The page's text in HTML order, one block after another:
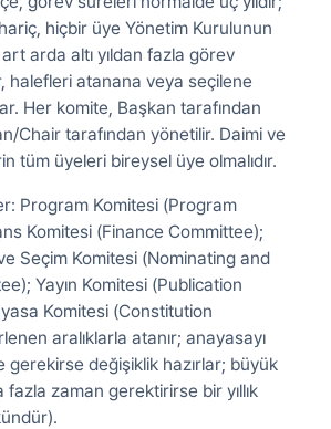
hiçbir üye Yönetim Kurulunun
art arda altı yıldan fazla görev
halefleri atanana veya seçilene
Her komite, Başkan tarafından
Chair tarafından yönetilir. Daimi ve
tüm üyeleri bireysel üye olmalıdır.
Program Komitesi (Program
Komitesi (Finance Committee);
Seçim Komitesi (Nominating and
Yayın Komitesi (Publication
Komitesi (Constitution
aralıklarla atanır; anayasayı
gerekirse değişiklik hazırlar; büyük
zaman gerektirirse bir yıllık